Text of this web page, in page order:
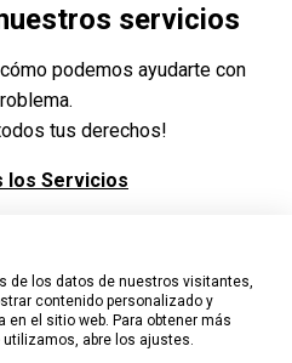
servicios
podemos ayudarte con
tus derechos!
los Servicios
de los datos de nuestros visitantes,
contenido personalizado y
en el sitio web. Para obtener más
abre los ajustes.